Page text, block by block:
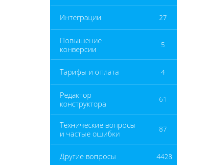
Интеграции 27
Повышение
конверсии
5
Тарифы и оплата 4
Редактор
конструктора
61
Технические вопросы
и частые ошибки
87
Другие вопросы 4428